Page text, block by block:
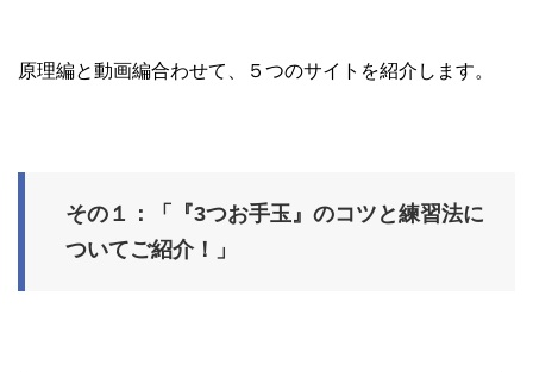
原理編と動画編合わせて、５つのサイトを紹介します。
その１：「『3つお手玉』のコツと練習法に
ついてご紹介！」